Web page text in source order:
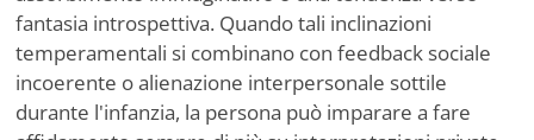
fantasia introspettiva. Quando tali inclinazioni
temperamentali si combinano con feedback sociale
incoerente o alienazione interpersonale sottile
durante l'infanzia, la persona può imparare a fare